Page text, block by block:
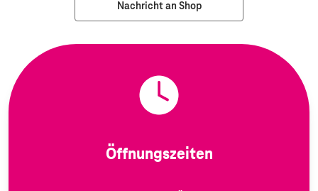
Nachricht an Shop
Öffnungszeiten